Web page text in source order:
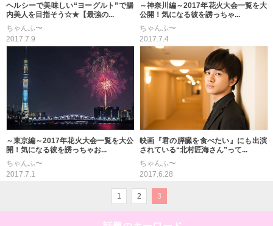
ヘルシーで美味しい“ヨーグルト”で腸
内美人を目指そう☆★【最強の...
ちゃんふ〜
2017.7.9
～神奈川編～2017年花火大会一覧を大
公開！気になる彼を誘っちゃ...
ちゃんふ〜
2017.7.4
～東京編～2017年花火大会一覧を大公
開！気になる彼を誘っちゃお...
ちゃんふ〜
2017.7.1
映画『君の膵臓を食べたい』にも出演
されている“北村匠海さん”って...
ちゃんふ〜
2017.6.28
1 2 3